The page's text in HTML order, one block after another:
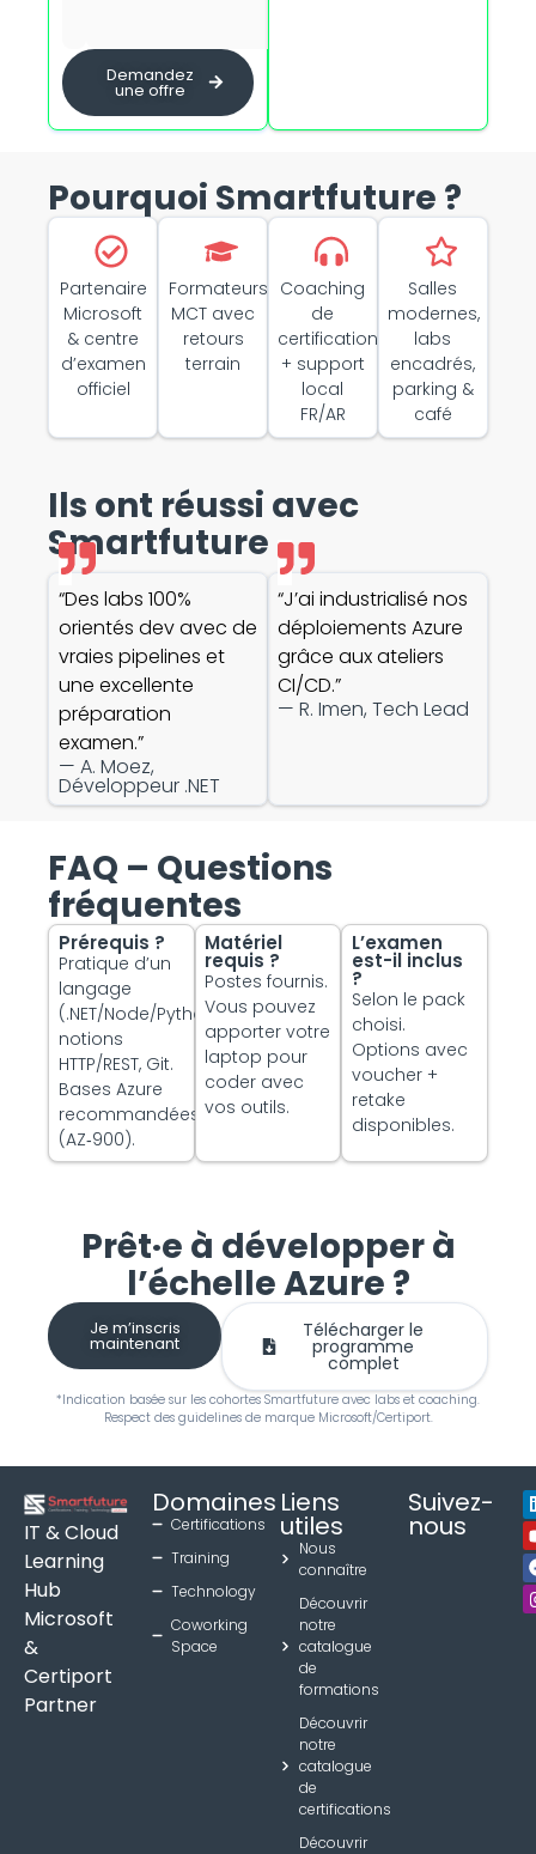
Demandez
une offre
Pourquoi Smartfuture ?
Partenaire
Microsoft
& centre
d’examen
officiel
Formateurs
MCT avec
retours
terrain
Coaching
de
certification
+ support
local
FR/AR
Salles
modernes,
labs
encadrés,
parking &
café
Ils ont réussi avec
Smartfuture
“Des labs 100%
orientés dev avec de
vraies pipelines et
une excellente
préparation
examen.”
— A. Moez,
Développeur .NET
“J’ai industrialisé nos
déploiements Azure
grâce aux ateliers
CI/CD.”
— R. Imen, Tech Lead
FAQ – Questions
fréquentes
Prérequis ?
Pratique d’un
langage
(.NET/Node/Python/Java),
notions
HTTP/REST, Git.
Bases Azure
recommandées
(AZ‑900).
Matériel
requis ?
Postes fournis.
Vous pouvez
apporter votre
laptop pour
coder avec
vos outils.
L’examen
est-il inclus
?
Selon le pack
choisi.
Options avec
voucher +
retake
disponibles.
Prêt·e à développer à
l’échelle Azure ?
Je m’inscris
maintenant
Télécharger le
programme
complet
*Indication basée sur les cohortes Smartfuture avec labs et coaching.
Respect des guidelines de marque Microsoft/Certiport.
IT & Cloud
Learning
Hub
Microsoft
&
Certiport
Partner
Domaines
Certifications
Training
Technology
Coworking
Space
Liens
utiles
Nous
connaître
Découvrir
notre
catalogue
de
formations
Découvrir
notre
catalogue
de
certifications
Découvrir
Suivez-
nous